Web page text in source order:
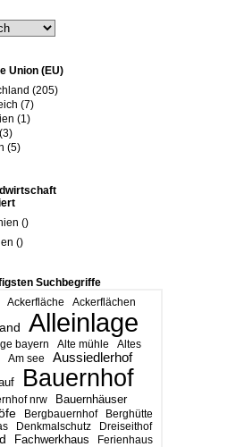
Union (EU)
(205)
(7)
(1)
(5)
()
()
Suchbegriffe
Ackerfläche Ackerflächen
Alleinlage
bayern Alte mühle
Altes
Am see Aussiedlerhof
Bauernhof
nrw Bauernhäuser
Bergbauernhof
Berghütte
Denkmalschutz Dreiseithof
Fachwerkhaus
Ferienhaus